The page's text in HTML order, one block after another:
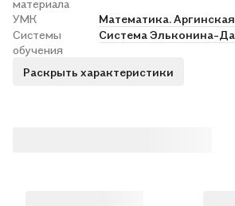
материала
УМК
Математика.
Системы
обучения
Система Эльконина-
Раскрыть характеристики